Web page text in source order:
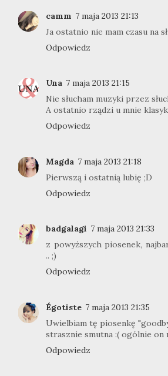
camm 7 maja 2013 21:13
Ja ostatnio nie mam czasu na
Odpowiedz
Una 7 maja 2013 21:15
Nie słucham muzyki przez
A ostatnio rządzi u mnie
Odpowiedz
Magda 7 maja 2013 21:18
Pierwszą i ostatnią lubię ;D
Odpowiedz
badgalagi 7 maja 2013 21:33
z powyższych piosenek,
.. ;)
Odpowiedz
Égotiste 7 maja 2013 21:35
Uwielbiam tę piosenkę
strasznie smutna :( ogólnie on
Odpowiedz